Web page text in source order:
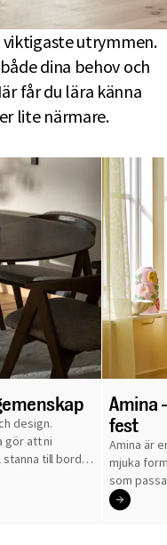
utrymmen.
dina behov och
får du lära känna
lite närmare.
design.
gör att ni
stanna till bords
Amina
fest
Amina är
mjuka
som